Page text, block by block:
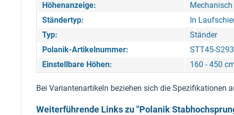
Höhenanzeige:
Ständertyp:
In
Typ:
Ständer
Polanik-Artikelnummer:
STT45-S293
Einstellbare Höhen:
160 - 450
Bei Variantenartikeln beziehen sich die Spezifikationen
Weiterführende Links zu "Polanik